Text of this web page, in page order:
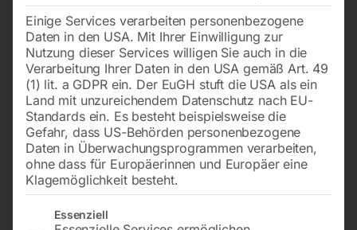
Einige Services verarbeiten personenbezogene
Daten in den USA. Mit Ihrer Einwilligung zur
Nutzung dieser Services willigen Sie auch in die
Verarbeitung Ihrer Daten in den USA gemäß Art. 49
(1) lit. a GDPR ein. Der EuGH stuft die USA als ein
Land mit unzureichendem Datenschutz nach EU-
Standards ein. Es besteht beispielsweise die
Gefahr, dass US-Behörden personenbezogene
Daten in Überwachungsprogrammen verarbeiten,
ohne dass für Europäerinnen und Europäer eine
Klagemöglichkeit besteht.
Es folgt eine Liste der Service-Gruppen, für die eine
Essenziell